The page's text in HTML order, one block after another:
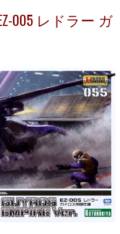
005 レドラー ガ